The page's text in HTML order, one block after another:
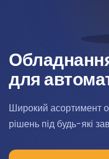
для
Широкий асортимент
рішень під будь-які